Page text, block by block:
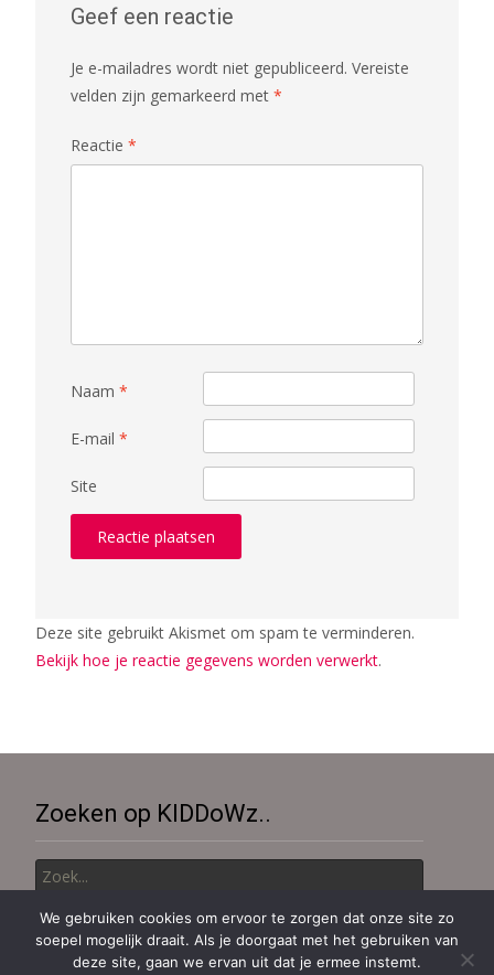
Geef een reactie
Je e-mailadres wordt niet gepubliceerd. Vereiste
velden zijn gemarkeerd met *
Reactie *
Naam *
E-mail *
Site
Deze site gebruikt Akismet om spam te verminderen.
Bekijk hoe je reactie gegevens worden verwerkt.
Zoeken op KIDDoWz..
Zoek
naar:
Copyright © KiDDoWz: voor kinderen en hun (groot)ouders
We gebruiken cookies om ervoor te zorgen dat onze site zo
soepel mogelijk draait. Als je doorgaat met het gebruiken van
deze site, gaan we ervan uit dat je ermee instemt.